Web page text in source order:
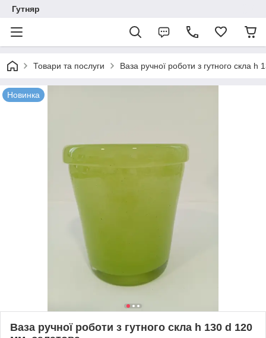
Гутняр
Товари та послуги Ваза ручної роботи з гутного скла
Новинка
Ваза ручної роботи з гутного скла h 130 d 120